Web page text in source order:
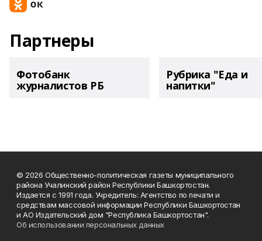
Партнеры
Фотобанк
журналистов РБ
Рубрика "Еда и
напитки"
© 2026 Общественно-политическая газеты муниципального
района Учалинский район Республики Башкортостан.
Издается с 1991 года. Учредитель: Агентство по печати и
средствам массовой информации Республики Башкортостан
и АО Издательский дом "Республика Башкортостан".
Об использовании персональных данных